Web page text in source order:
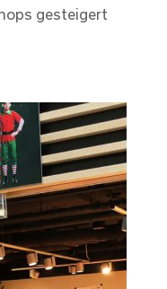
gesteigert